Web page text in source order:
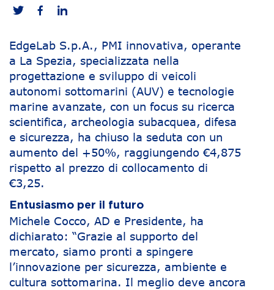
EdgeLab S.p.A., PMI innovativa, operante
a La Spezia, specializzata nella
progettazione e sviluppo di veicoli
autonomi sottomarini (AUV) e tecnologie
marine avanzate, con un focus su ricerca
scientifica, archeologia subacquea, difesa
e sicurezza, ha chiuso la seduta con un
aumento del +50%, raggiungendo €4,875
rispetto al prezzo di collocamento di
€3,25.
Entusiasmo per il futuro
Michele Cocco, AD e Presidente, ha
dichiarato: “Grazie al supporto del
mercato, siamo pronti a spingere
l’innovazione per sicurezza, ambiente e
cultura sottomarina. Il meglio deve ancora